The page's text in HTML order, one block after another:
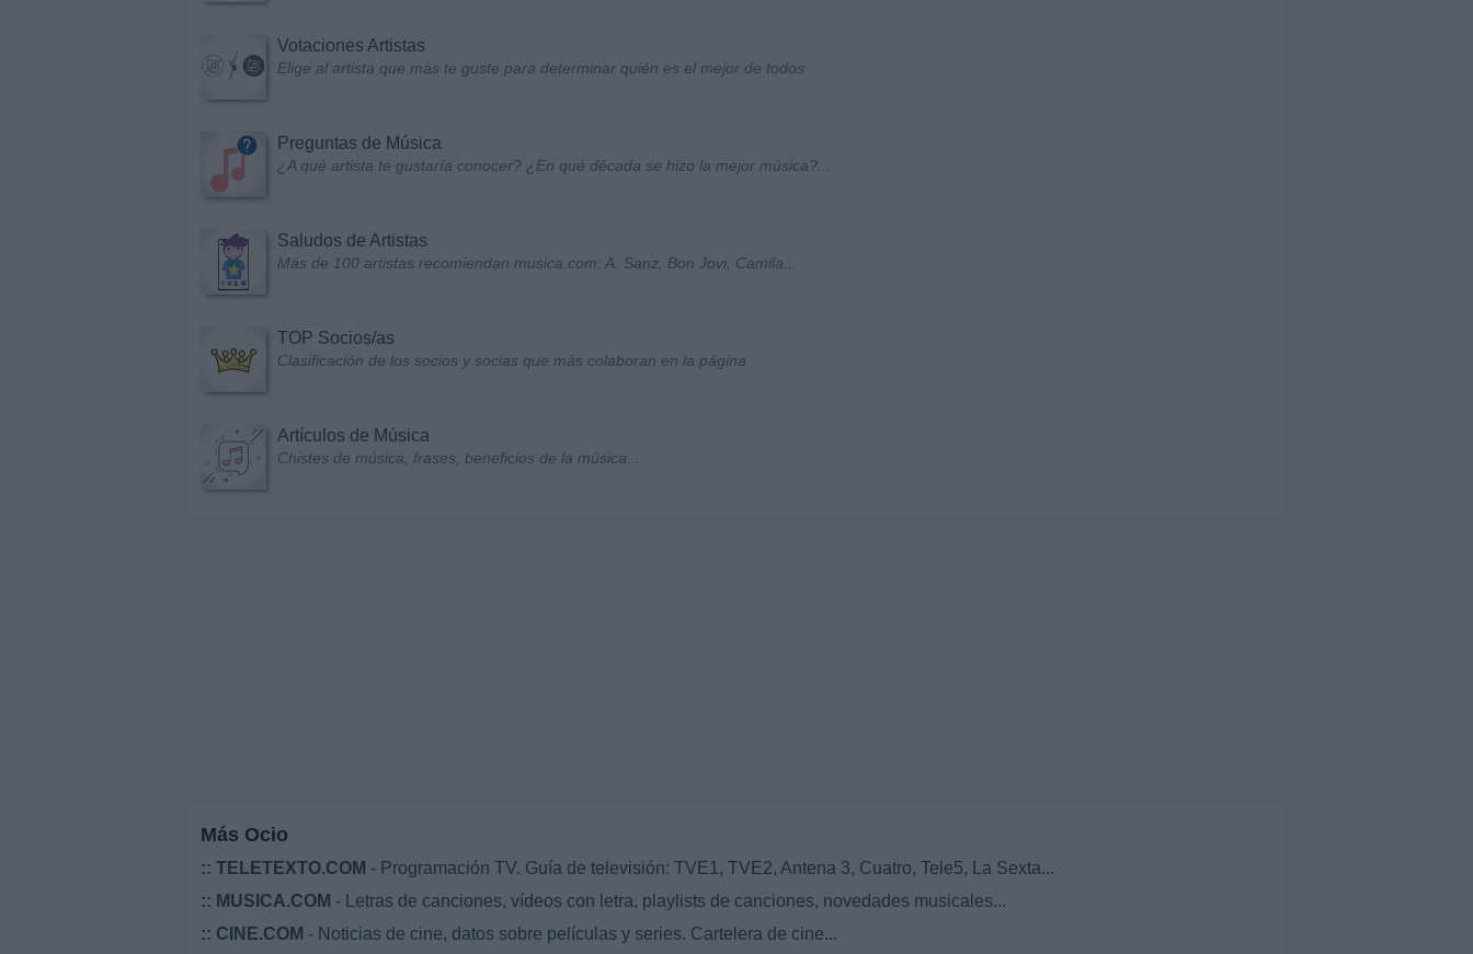
Votaciones Artistas
Elige al artista que más te guste para determinar quién es el mejor de todos
Preguntas de Música
¿A qué artista te gustaría conocer? ¿En qué década se hizo la mejor música?...
Saludos de Artistas
Más de 100 artistas recomiendan musica.com: A. Sanz, Bon Jovi, Camila...
TOP Socios/as
Clasificación de los socios y socias que más colaboran en la página
Artículos de Música
Chistes de música, frases, beneficios de la música...
Más Ocio
:: TELETEXTO.COM - Programación TV. Guía de televisión: TVE1, TVE2, Antena 3, Cuatro, Tele5, La Sexta...
:: MUSICA.COM - Letras de canciones, vídeos con letra, playlists de canciones, novedades musicales...
:: CINE.COM - Noticias de cine, datos sobre películas y series. Cartelera de cine...